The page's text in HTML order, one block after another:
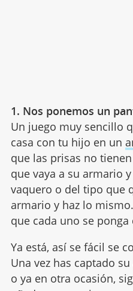
1. Nos ponemos un
Un juego muy sencillo
casa con tu hijo en un
que las prisas no
que vaya a su armario
vaquero o del tipo que
armario y haz lo
que cada uno se ponga
Ya está, así se fácil se
Una vez has captado
o ya en otra ocasión,